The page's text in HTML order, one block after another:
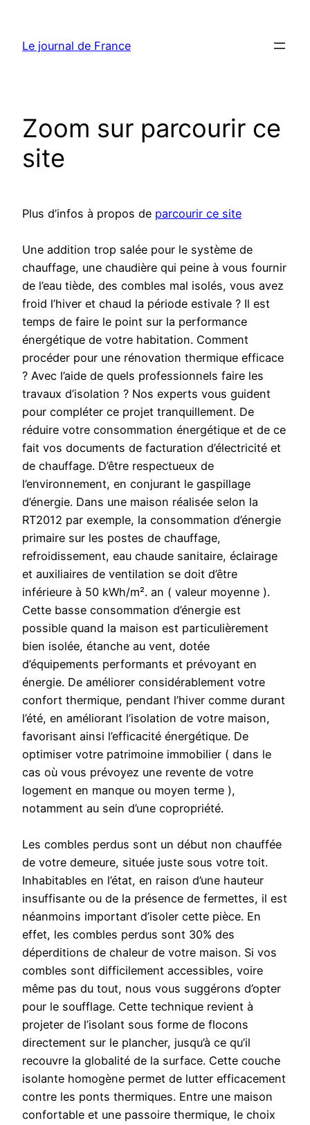
contenu
Le journal de France
Zoom sur parcourir ce
site
Plus d’infos à propos de parcourir ce site
Une addition trop salée pour le système de
chauffage, une chaudière qui peine à vous fournir
de l’eau tiède, des combles mal isolés, vous avez
froid l’hiver et chaud la période estivale ? Il est
temps de faire le point sur la performance
énergétique de votre habitation. Comment
procéder pour une rénovation thermique efficace
? Avec l’aide de quels professionnels faire les
travaux d’isolation ? Nos experts vous guident
pour compléter ce projet tranquillement. De
réduire votre consommation énergétique et de ce
fait vos documents de facturation d’électricité et
de chauffage. D’être respectueux de
l’environnement, en conjurant le gaspillage
d’énergie. Dans une maison réalisée selon la
RT2012 par exemple, la consommation d’énergie
primaire sur les postes de chauffage,
refroidissement, eau chaude sanitaire, éclairage
et auxiliaires de ventilation se doit d’être
inférieure à 50 kWh/m². an ( valeur moyenne ).
Cette basse consommation d’énergie est
possible quand la maison est particulièrement
bien isolée, étanche au vent, dotée
d’équipements performants et prévoyant en
énergie. De améliorer considérablement votre
confort thermique, pendant l’hiver comme durant
l’été, en améliorant l’isolation de votre maison,
favorisant ainsi l’efficacité énergétique. De
optimiser votre patrimoine immobilier ( dans le
cas où vous prévoyez une revente de votre
logement en manque ou moyen terme ),
notamment au sein d’une copropriété.
Les combles perdus sont un début non chauffée
de votre demeure, située juste sous votre toit.
Inhabitables en l’état, en raison d’une hauteur
insuffisante ou de la présence de fermettes, il est
néanmoins important d’isoler cette pièce. En
effet, les combles perdus sont 30% des
déperditions de chaleur de votre maison. Si vos
combles sont difficilement accessibles, voire
même pas du tout, nous vous suggérons d’opter
pour le soufflage. Cette technique revient à
projeter de l’isolant sous forme de flocons
directement sur le plancher, jusqu’à ce qu’il
recouvre la globalité de la surface. Cette couche
isolante homogène permet de lutter efficacement
contre les ponts thermiques. Entre une maison
confortable et une passoire thermique, le choix